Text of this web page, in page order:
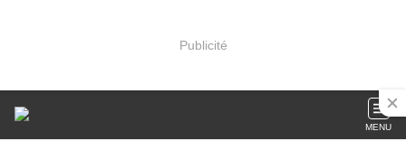
Publicité
MENU